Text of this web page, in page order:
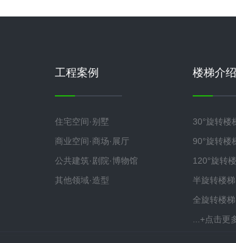
工程案例
住宅空间·别墅
商业空间·商场·展厅
公共建筑·剧院·博物馆
其他领域·造型
楼梯介绍
30°旋转楼
90°旋转楼
120°旋转
半旋转楼梯
全旋转楼梯
...+点击更